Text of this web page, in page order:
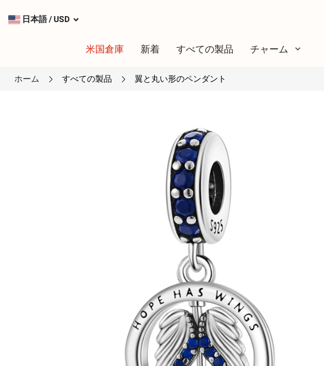
日本語/USD
米国倉庫 新着 すべての製品 チャーム
ホーム すべての製品 翼と丸い形のペンダント